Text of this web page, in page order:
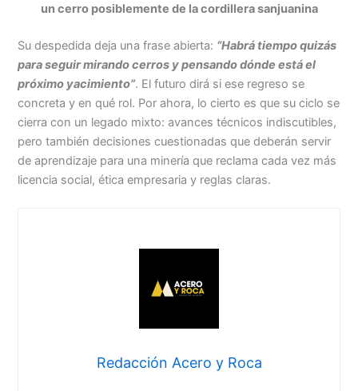
un cerro posiblemente de la cordillera sanjuanina
Su despedida deja una frase abierta: “Habrá tiempo quizás
para seguir mirando cerros y pensando dónde está el
próximo yacimiento”. El futuro dirá si ese regreso se
concreta y en qué rol. Por ahora, lo cierto es que su ciclo se
cierra con un legado mixto: avances técnicos indiscutibles,
pero también decisiones cuestionadas que deberán servir
de aprendizaje para una minería que reclama cada vez más
licencia social, ética empresaria y reglas claras.
Redacción Acero y Roca